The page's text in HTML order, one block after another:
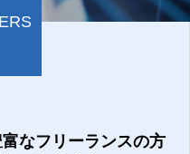
なフリーランスの方